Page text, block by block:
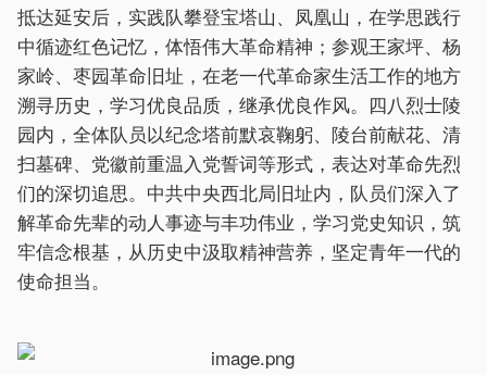
抵达延安后，实践队攀登宝塔山、凤凰山，在学思践行
中循迹红色记忆，体悟伟大革命精神；参观王家坪、杨
家岭、枣园革命旧址，在老一代革命家生活工作的地方
溯寻历史，学习优良品质，继承优良作风。四八烈士陵
园内，全体队员以纪念塔前默哀鞠躬、陵台前献花、清
扫墓碑、党徽前重温入党誓词等形式，表达对革命先烈
们的深切追思。中共中央西北局旧址内，队员们深入了
解革命先辈的动人事迹与丰功伟业，学习党史知识，筑
牢信念根基，从历史中汲取精神营养，坚定青年一代的
使命担当。